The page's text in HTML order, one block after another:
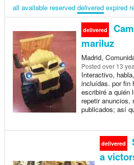
all available reserved delivered expired
delivered
mariluz
Madrid,
Posted over 13
Interactivo,
incluídas. por fin
escribiré a quién
repetir anuncios,
publicados; así
delivered
a